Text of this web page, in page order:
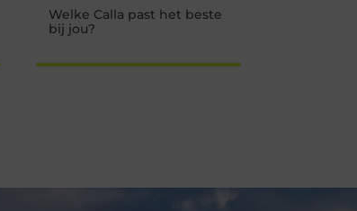
Welke Calla past het beste
bij jou?